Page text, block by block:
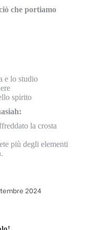
che portiamo
e lo studio
spirito
la crosta
più degli elementi
2024